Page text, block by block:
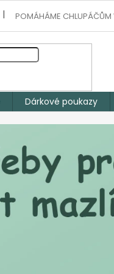
POMÁHÁME CHLUPÁČŮM
Dárkové poukazy